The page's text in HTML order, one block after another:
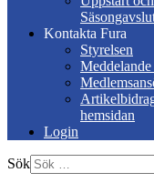
Kontakta Fura
Styrelsen
hemsidan
Login
Sök